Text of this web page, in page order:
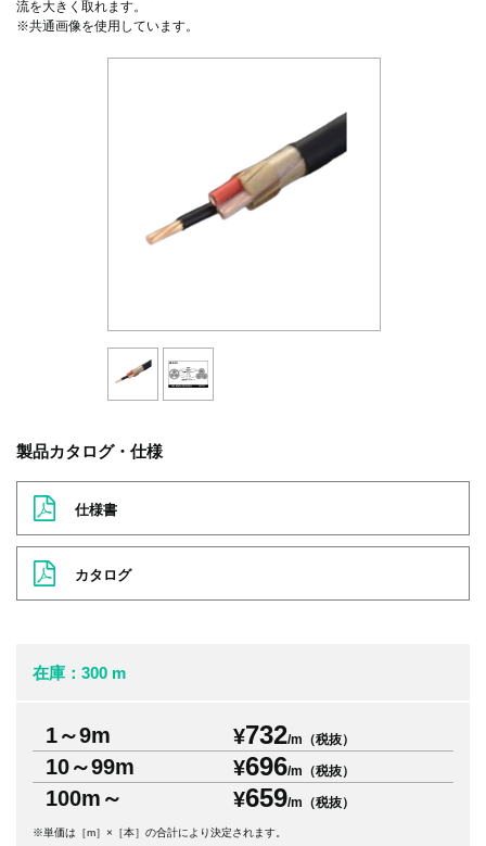
流を大きく取れます。
※共通画像を使用しています。
製品カタログ・仕様
仕様書
カタログ
在庫：300 m
1～9m ¥732/m（税抜）
10～99m ¥696/m（税抜）
100m～ ¥659/m（税抜）
※単価は［m］×［本］の合計により決定されます。